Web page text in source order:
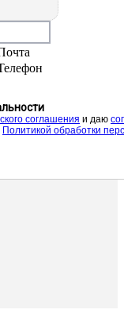
соглашения и даю
Политикой обработки